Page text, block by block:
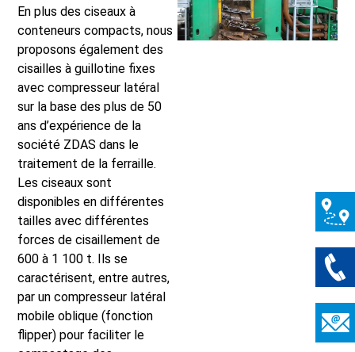
En plus des ciseaux à
conteneurs compacts, nous
proposons également des
cisailles à guillotine fixes
avec compresseur latéral
sur la base des plus de 50
ans d’expérience de la
société ZDAS dans le
traitement de la ferraille.
Les ciseaux sont
disponibles en différentes
tailles avec différentes
forces de cisaillement de
600 à 1 100 t. Ils se
caractérisent, entre autres,
par un compresseur latéral
mobile oblique (fonction
flipper) pour faciliter le